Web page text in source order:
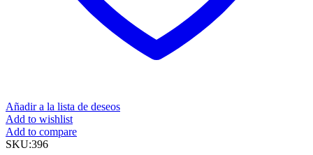
Añadir a la lista de deseos
Add to wishlist
Add to compare
SKU:396